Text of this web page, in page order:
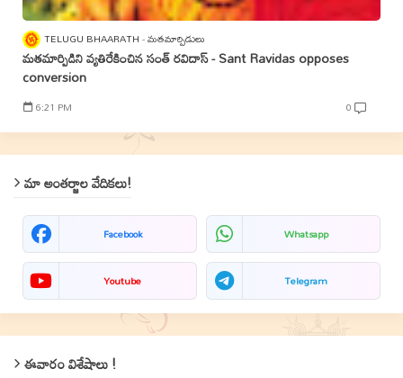
TELUGU BHAARATH మతమార్పిడులు
మతమార్పిడిని వ్యతిరేకించిన సంత్‌ రవిదాస్‌ - Sant Ravidas opposes
conversion
6:21 PM 0
మా అంతర్జాల వేదికలు!
Facebook Whatsapp
Youtube Telegram
ఈవారం విశేషాలు !